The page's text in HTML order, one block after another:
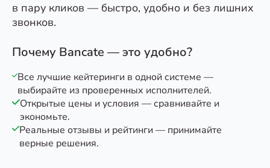
в пару кликов — быстро, удобно и без лишних
звонков.
Почему Bancate — это удобно?
Все лучшие кейтеринги в одной системе —
выбирайте из проверенных исполнителей.
Открытые цены и условия — сравнивайте и
экономьте.
Реальные отзывы и рейтинги — принимайте
верные решения.